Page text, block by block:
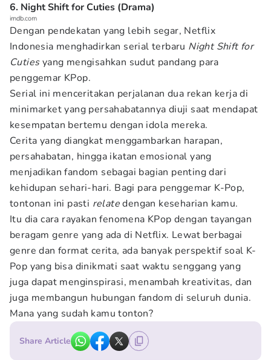
6. Night Shift for Cuties (Drama)
imdb.com
Dengan pendekatan yang lebih segar, Netflix
Indonesia menghadirkan serial terbaru Night Shift for
Cutiesyang mengisahkan sudut pandang para
penggemar KPop.
Serial ini menceritakan perjalanan dua rekan kerja di
minimarket yang persahabatannya diuji saat mendapat
kesempatan bertemu dengan idola mereka.
Cerita yang diangkat menggambarkan harapan,
persahabatan, hingga ikatan emosional yang
menjadikan fandom sebagai bagian penting dari
kehidupan sehari-hari. Bagi para penggemar K-Pop,
tontonan ini pasti relatedengan keseharian kamu.
Itu dia cara rayakan fenomena KPop dengan tayangan
beragam genre yang ada di Netflix. Lewat berbagai
genre dan format cerita, ada banyak perspektif soal K-
Pop yang bisa dinikmati saat waktu senggang yang
juga dapat menginspirasi, menambah kreativitas, dan
juga membangun hubungan fandom di seluruh dunia.
Mana yang sudah kamu tonton?
Share Article